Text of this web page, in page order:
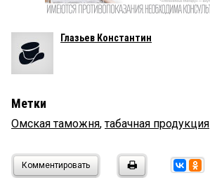
Глазьев Константин
Метки
Омская таможня,табачная продукция
Комментировать